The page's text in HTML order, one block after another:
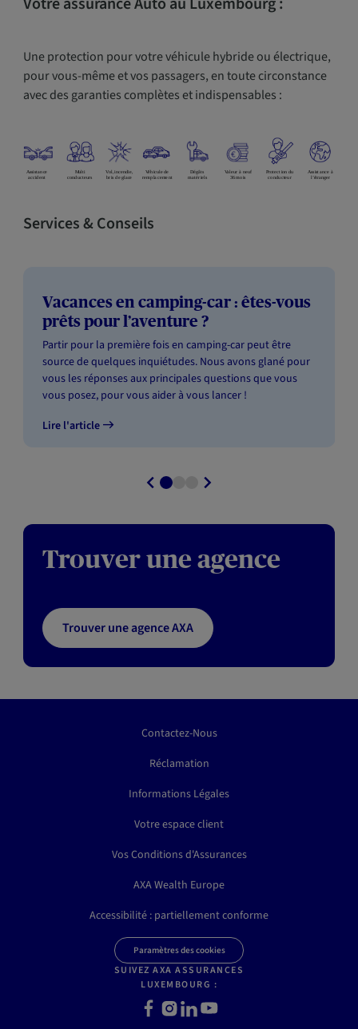
Une protection pour votre véhicule hybride ou électrique,
pour vous-même et vos passagers, en toute circonstance
avec des garanties complètes et indispensables :
Services & Conseils
Vacances en camping-car : êtes-vous
prêts pour l’aventure ?
Partir pour la première fois en camping-car peut être
source de quelques inquiétudes. Nous avons glané pour
vous les réponses aux principales questions que vous
vous posez, pour vous aider à vous lancer !
Lire l'article
Trouver une agence
Trouver une agence AXA
Contactez-Nous
Réclamation
Informations Légales
Votre espace client
Vos Conditions d'Assurances
AXA Wealth Europe
Accessibilité : partiellement conforme
Paramètres des cookies
SUIVEZ AXA ASSURANCES
LUXEMBOURG :
Facebook
Instagram
LinkedInYoutube